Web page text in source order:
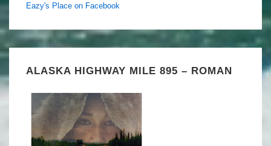
Eazy's Place on Facebook
ALASKA HIGHWAY MILE 895 – ROMAN